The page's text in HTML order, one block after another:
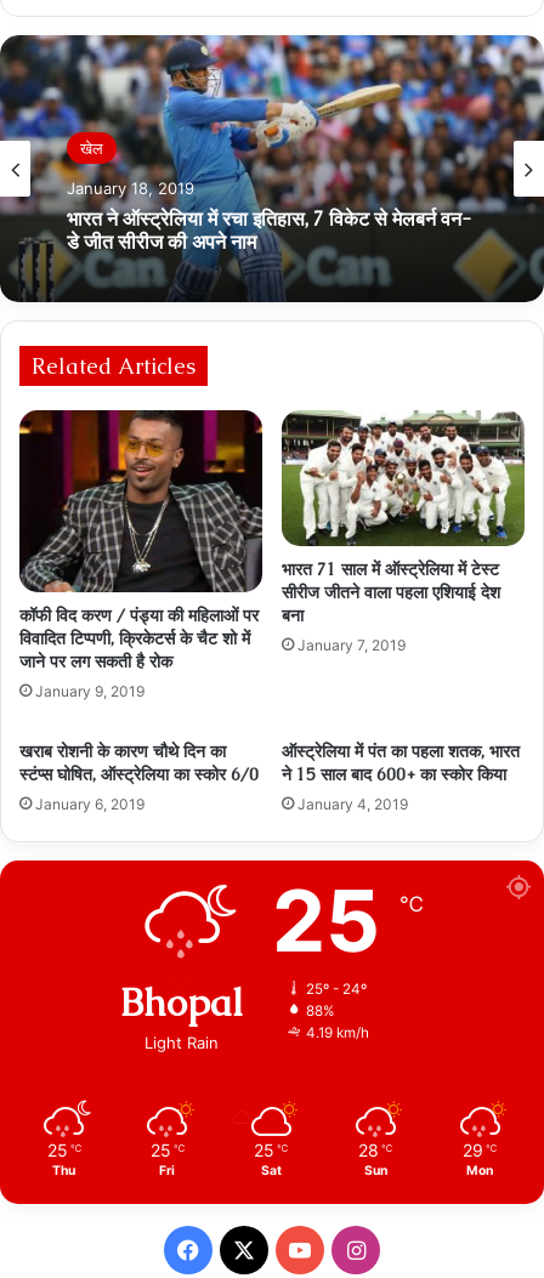
खेल
January 18, 2019
भारत ने ऑस्ट्रेलिया में रचा इतिहास, 7 विकेट से मेलबर्न वन-
डे जीत सीरीज की अपने नाम
Related Articles
कॉफी विद करण / पंड्या की महिलाओं पर
विवादित टिप्पणी, क्रिकेटर्स के चैट शो में
जाने पर लग सकती है रोक
January 9, 2019
भारत 71 साल में ऑस्ट्रेलिया में टेस्ट
सीरीज जीतने वाला पहला एशियाई देश
बना
January 7, 2019
खराब रोशनी के कारण चौथे दिन का
स्टंप्स घोषित, ऑस्ट्रेलिया का स्कोर 6/0
January 6, 2019
ऑस्ट्रेलिया में पंत का पहला शतक, भारत
ने 15 साल बाद 600+ का स्कोर किया
January 4, 2019
Bhopal
Light Rain
25 ℃
25º - 24º
88%
4.19 km/h
25 ℃
Thu
25 ℃
Fri
25 ℃
Sat
28 ℃
Sun
29 ℃
Mon
Facebook
X YouTubeInstagram